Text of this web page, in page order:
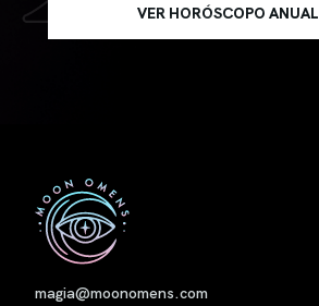
VER HORÓSCOPO ANUAL
magia@moonomens.com
Nome